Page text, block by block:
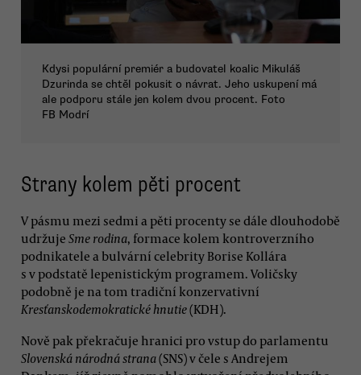
Kdysi populární premiér a budovatel koalic Mikuláš
Dzurinda se chtěl pokusit o návrat. Jeho uskupení má
ale podporu stále jen kolem dvou procent. Foto
FB Modrí
Strany kolem pěti procent
V pásmu mezi sedmi a pěti procenty se dále dlouhodobě
udržuje Sme rodina, formace kolem kontroverzního
podnikatele a bulvární celebrity Borise Kollára
s v podstatě lepenistickým programem. Voličsky
podobně je na tom tradiční konzervativní
Kresťanskodemokratické hnutie(KDH).
Nově pak překračuje hranici pro vstup do parlamentu
Slovenská národná strana(SNS) v čele s Andrejem